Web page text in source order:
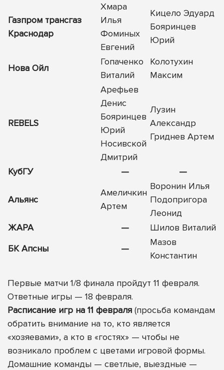
Газпром трансгаз
Краснодар
Хмара
Илья
Фоминых
Евгений
Кицело Эдуард
Бояринцев
Юрий
Нова Ойл
Гопаченко
Виталий
Колотухин
Максим
REBELS
Арефьев
Денис
Бояринцев
Юрий
Носивской
Дмитрий
Лузин
Александр
Гриднев Артем
КубГУ — —
Альянс
Амеличкин
Артем
Воронин Илья
Подопригора
Леонид
ЖАРА
—
Шилов Виталий
БК Апсны
—
Мазов
Константин
Первые матчи 1/8 финала пройдут 11 февраля.
Ответные игры — 18 февраля.
Расписание игр на 11 февраля (просьба командам
обратить внимание на то, кто является
«хозяевами», а кто в «гостях» — чтобы не
возникало проблем с цветами игровой формы.
Домашние команды — светлые, выездные —